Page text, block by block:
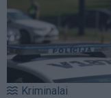
Kriminalai